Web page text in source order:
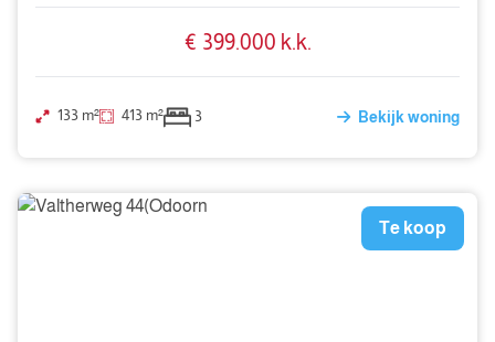
€ 399.000 k.k.
133 m² 413 m² 3 Bekijk woning
Te koop